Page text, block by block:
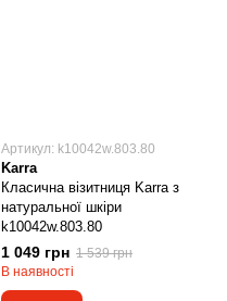
Артикул: k10042w.803.80
Karra
Класична візитниця Karra з
натуральної шкіри
k10042w.803.80
1 049 грн 1 539 грн
В наявності